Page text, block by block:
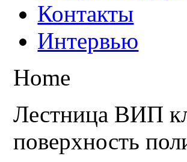
Контакты
Интервью
Home
Лестница ВИП
поверхность